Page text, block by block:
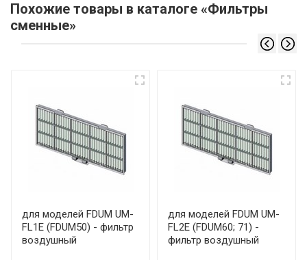
Похожие товары в каталоге «Фильтры
сменные»
для моделей FDUM UM-
FL1E (FDUM50) - фильтр
воздушный
для моделей FDUM UM-
FL2E (FDUM60; 71) -
фильтр воздушный